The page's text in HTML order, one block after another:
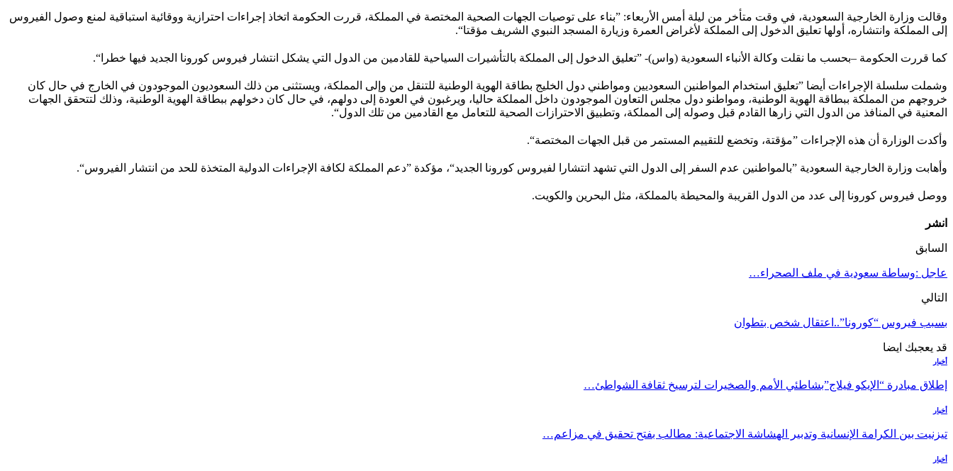
وقالت وزارة الخارجية السعودية، في وقت متأخر من ليلة أمس الأربعاء: ”بناء على توصيات الجهات الصحية المختصة في المملكة، قررت الحكومة اتخاذ إجراءات احترازية ووقائية استباقية لمنع وصول الفيروس
إلى المملكة وانتشاره، أولها تعليق الدخول إلى المملكة لأغراض العمرة وزيارة المسجد النبوي الشريف مؤقتا“.
كما قررت الحكومة –بحسب ما نقلت وكالة الأنباء السعودية (واس)- ”تعليق الدخول إلى المملكة بالتأشيرات السياحية للقادمين من الدول التي يشكل انتشار فيروس كورونا الجديد فيها خطرا“.
وشملت سلسلة الإجراءات أيضا ”تعليق استخدام المواطنين السعوديين ومواطني دول الخليج بطاقة الهوية الوطنية للتنقل من وإلى المملكة، ويستثنى من ذلك السعوديون الموجودون في الخارج في حال كان
خروجهم من المملكة ببطاقة الهوية الوطنية، ومواطنو دول مجلس التعاون الموجودون داخل المملكة حاليا، ويرغبون في العودة إلى دولهم، في حال كان دخولهم ببطاقة الهوية الوطنية، وذلك لتتحقق الجهات
المعنية في المنافذ من الدول التي زارها القادم قبل وصوله إلى المملكة، وتطبيق الاحترازات الصحية للتعامل مع القادمين من تلك الدول“.
وأكدت الوزارة أن هذه الإجراءات ”مؤقتة، وتخضع للتقييم المستمر من قبل الجهات المختصة“.
وأهابت وزارة الخارجية السعودية ”بالمواطنين عدم السفر إلى الدول التي تشهد انتشارا لفيروس كورونا الجديد“، مؤكدة ”دعم المملكة لكافة الإجراءات الدولية المتخذة للحد من انتشار الفيروس“.
ووصل فيروس كورونا إلى عدد من الدول القريبة والمحيطة بالمملكة، مثل البحرين والكويت.
انشر
السابق
عاجل :وساطة سعودية في ملف الصحراء…
التالي
بسبب فيروس “كورونا”..اعتقال شخص بتطوان
قد يعجبك ايضا
أخبار
إطلاق مبادرة “الإيكو فيلاج”بشاطئي الأمم والصخيرات لترسيخ ثقافة الشواطئ…
أخبار
تيزنيت بين الكرامة الإنسانية وتدبير الهشاشة الاجتماعية: مطالب بفتح تحقيق في مزاعم…
أخبار